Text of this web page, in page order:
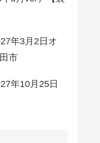
年3月2日オ
市
年10月25日